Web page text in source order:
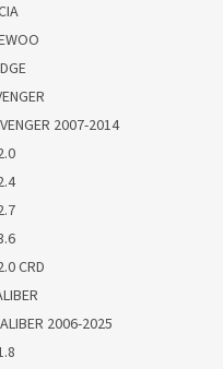
2007-2014
CRD
2006-2025